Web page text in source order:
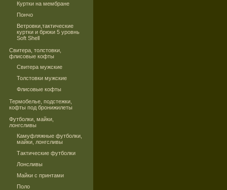
Куртки на мембране
Пончо
Ветровки,тактические
куртки и брюки 5 уровнь
Soft Shell
Свитера, толстовки,
флисовые кофты
Свитера мужские
Толстовки мужские
Флисовые кофты
Термобелье, подстежки,
кофты под бронижилеты
Футболки, майки,
лонгсливы
Камуфляжные футболки,
майки, лонгсливы
Тактические футболки
Лонсливы
Майки с принтами
Поло